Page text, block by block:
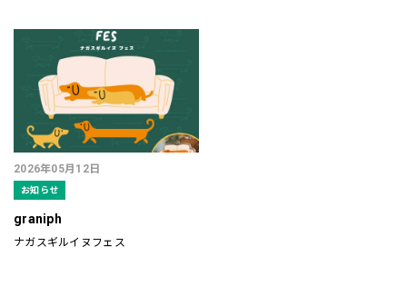
2026年05月12日
お知らせ
graniph
ナガスギルイヌフェス